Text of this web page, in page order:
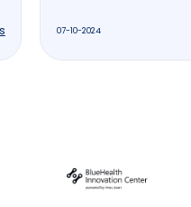
07-10-2024